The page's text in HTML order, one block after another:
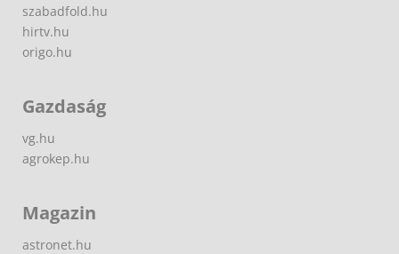
szabadfold.hu
hirtv.hu
origo.hu
Gazdaság
vg.hu
agrokep.hu
Magazin
astronet.hu